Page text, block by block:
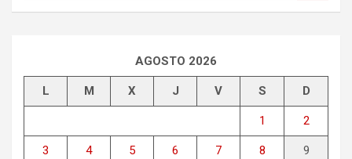
AGOSTO 2026
L M X J V S D
1 2
3 4 5 6 7 8 9